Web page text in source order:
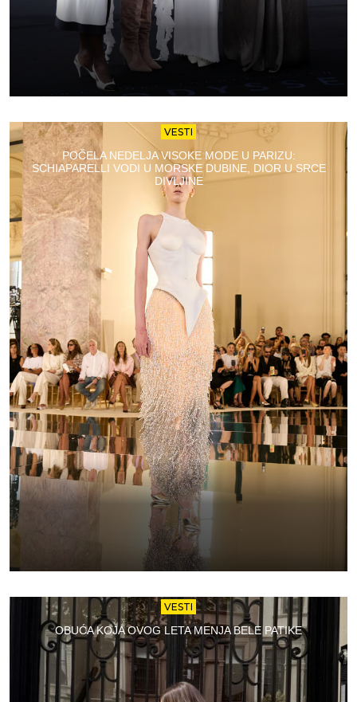
VESTI
POČELA NEDELJA VISOKE MODE U PARIZU:
SCHIAPARELLI VODI U MORSKE DUBINE, DIOR U SRCE
DIVLJINE
VESTI
OBUĆA KOJA OVOG LETA MENJA BELE PATIKE